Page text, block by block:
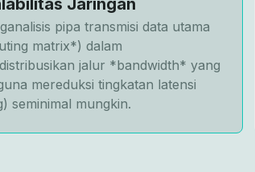
Jaringan
pipa transmisi data utama
matrix*) dalam
jalur *bandwidth* yang
mereduksi tingkatan latensi
seminimal mungkin.